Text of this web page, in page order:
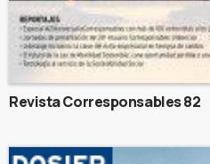
Revista Corresponsables 82